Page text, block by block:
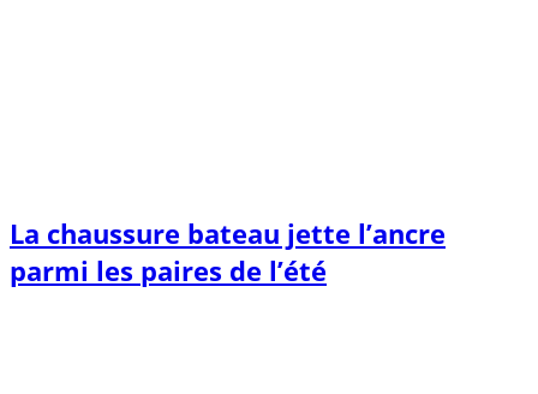
La chaussure bateau jette l’ancre
parmi les paires de l’été